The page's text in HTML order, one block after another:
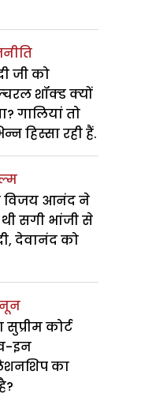
जी को
शॉक्ड क्यों
गालियां तो
हिस्सा रही हैं.
विजय आनंद ने
सगी भांजी से
देवानंद को
सुप्रीम कोर्ट
इन
का